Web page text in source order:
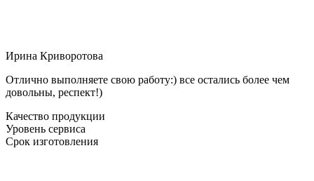
Ирина Криворотова
Отлично выполняете свою работу:) все остались более чем
довольны, респект!)
Качество продукции
Уровень сервиса
Срок изготовления